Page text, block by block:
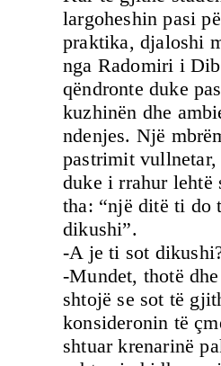
largoheshin pasi
praktika, djaloshi
nga Radomiri i
qëndronte duke
kuzhinën dhe
ndenjes. Një
pastrimit
duke i rrahur lehtë
tha: “një ditë ti do
dikushi”.
-A je ti sot
-Mundet, thotë
shtojë se sot të
konsideronin të
shtuar krenarinë